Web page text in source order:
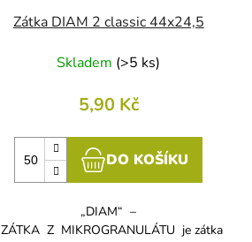
Zátka DIAM 2 classic 44x24,5
Skladem (>5 ks)
5,90 Kč
DO KOŠÍKU
„DIAM“ –
ZÁTKA Z MIKROGRANULÁTU je zátka